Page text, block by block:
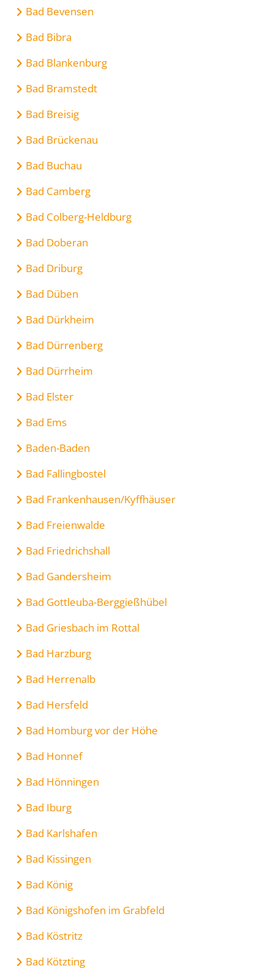
Bad Bevensen
Bad Bibra
Bad Blankenburg
Bad Bramstedt
Bad Breisig
Bad Brückenau
Bad Buchau
Bad Camberg
Bad Colberg-Heldburg
Bad Doberan
Bad Driburg
Bad Düben
Bad Dürkheim
Bad Dürrenberg
Bad Dürrheim
Bad Elster
Bad Ems
Baden-Baden
Bad Fallingbostel
Bad Frankenhausen/Kyffhäuser
Bad Freienwalde
Bad Friedrichshall
Bad Gandersheim
Bad Gottleuba-Berggießhübel
Bad Griesbach im Rottal
Bad Harzburg
Bad Herrenalb
Bad Hersfeld
Bad Homburg vor der Höhe
Bad Honnef
Bad Hönningen
Bad Iburg
Bad Karlshafen
Bad Kissingen
Bad König
Bad Königshofen im Grabfeld
Bad Köstritz
Bad Kötzting